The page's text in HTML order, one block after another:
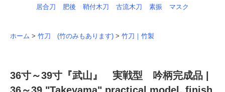
居合刀 肥後 鞘付木刀 古流木刀 素振 マスク
ホーム > 竹刀 (竹のみもあります) > 竹刀｜竹製
36寸～39寸『武山』 実戦型 吟柄完成品 |